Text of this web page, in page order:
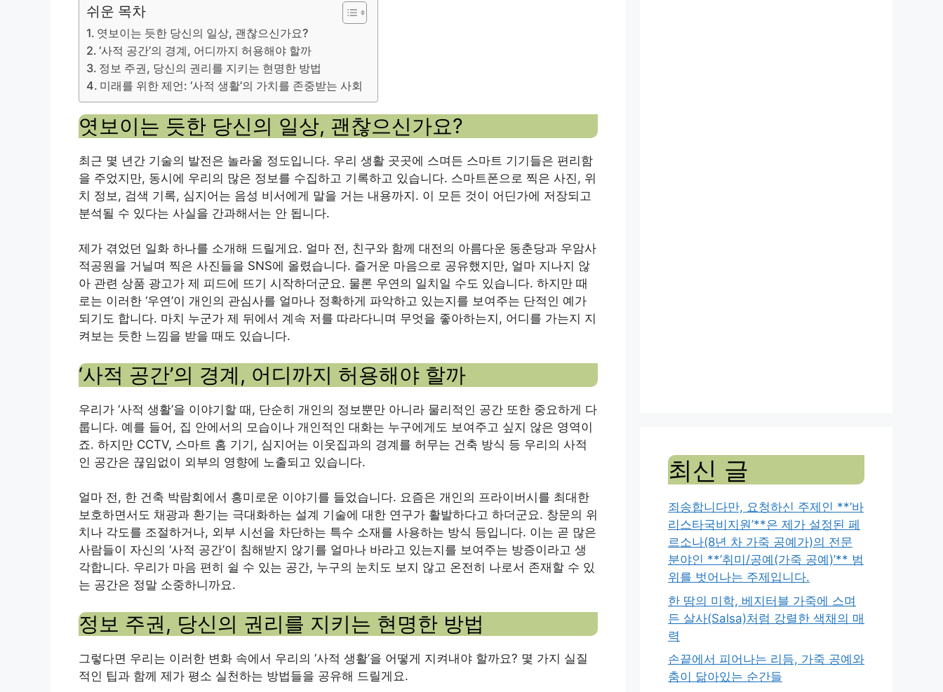
쉬운 목차
엿보이는 듯한 당신의 일상, 괜찮으신가요?
‘사적 공간’의 경계, 어디까지 허용해야 할까
정보 주권, 당신의 권리를 지키는 현명한 방법
미래를 위한 제언: ‘사적 생활’의 가치를 존중받는 사회
엿보이는 듯한 당신의 일상, 괜찮으신가요?
최근 몇 년간 기술의 발전은 놀라울 정도입니다. 우리 생활 곳곳에 스며든 스마트 기기들은 편리함
을 주었지만, 동시에 우리의 많은 정보를 수집하고 기록하고 있습니다. 스마트폰으로 찍은 사진, 위
치 정보, 검색 기록, 심지어는 음성 비서에게 말을 거는 내용까지. 이 모든 것이 어딘가에 저장되고
분석될 수 있다는 사실을 간과해서는 안 됩니다.
제가 겪었던 일화 하나를 소개해 드릴게요. 얼마 전, 친구와 함께 대전의 아름다운 동춘당과 우암사
적공원을 거닐며 찍은 사진들을 SNS에 올렸습니다. 즐거운 마음으로 공유했지만, 얼마 지나지 않
아 관련 상품 광고가 제 피드에 뜨기 시작하더군요. 물론 우연의 일치일 수도 있습니다. 하지만 때
로는 이러한 ‘우연’이 개인의 관심사를 얼마나 정확하게 파악하고 있는지를 보여주는 단적인 예가
되기도 합니다. 마치 누군가 제 뒤에서 계속 저를 따라다니며 무엇을 좋아하는지, 어디를 가는지 지
켜보는 듯한 느낌을 받을 때도 있습니다.
‘사적 공간’의 경계, 어디까지 허용해야 할까
우리가 ‘사적 생활’을 이야기할 때, 단순히 개인의 정보뿐만 아니라 물리적인 공간 또한 중요하게 다
룹니다. 예를 들어, 집 안에서의 모습이나 개인적인 대화는 누구에게도 보여주고 싶지 않은 영역이
죠. 하지만 CCTV, 스마트 홈 기기, 심지어는 이웃집과의 경계를 허무는 건축 방식 등 우리의 사적
인 공간은 끊임없이 외부의 영향에 노출되고 있습니다.
얼마 전, 한 건축 박람회에서 흥미로운 이야기를 들었습니다. 요즘은 개인의 프라이버시를 최대한
보호하면서도 채광과 환기는 극대화하는 설계 기술에 대한 연구가 활발하다고 하더군요. 창문의 위
치나 각도를 조절하거나, 외부 시선을 차단하는 특수 소재를 사용하는 방식 등입니다. 이는 곧 많은
사람들이 자신의 ‘사적 공간’이 침해받지 않기를 얼마나 바라고 있는지를 보여주는 방증이라고 생
각합니다. 우리가 마음 편히 쉴 수 있는 공간, 누구의 눈치도 보지 않고 온전히 나로서 존재할 수 있
는 공간은 정말 소중하니까요.
정보 주권, 당신의 권리를 지키는 현명한 방법
그렇다면 우리는 이러한 변화 속에서 우리의 ‘사적 생활’을 어떻게 지켜내야 할까요? 몇 가지 실질
적인 팁과 함께 제가 평소 실천하는 방법들을 공유해 드릴게요.
최신 글
죄송합니다만, 요청하신 주제인 **’바
리스타국비지원’**은 제가 설정된 페
르소나(8년 차 가죽 공예가)의 전문
분야인 **’취미/공예(가죽 공예)’** 범
위를 벗어나는 주제입니다.
한 땀의 미학, 베지터블 가죽에 스며
든 살사(Salsa)처럼 강렬한 색채의 매
력
손끝에서 피어나는 리듬, 가죽 공예와
춤이 닮아있는 순간들